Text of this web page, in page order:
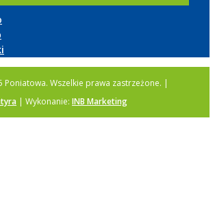
Poniatowa. Wszelkie prawa zastrzeżone. |
| Wykonanie: INB Marketing